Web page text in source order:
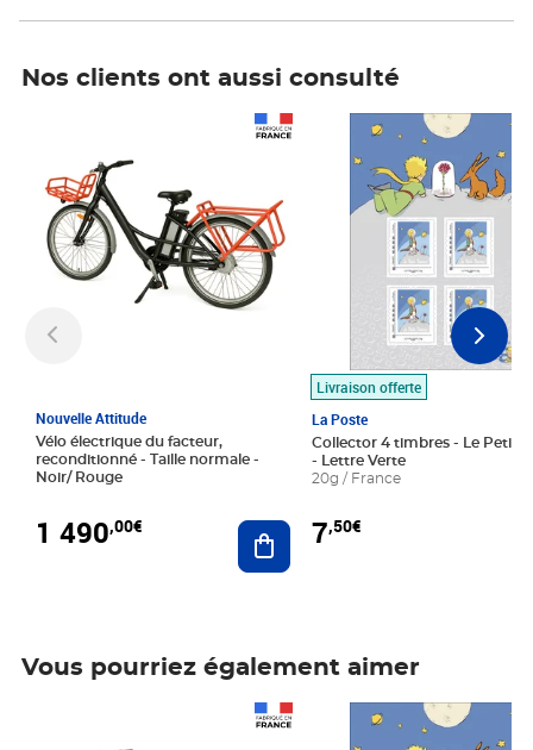
Nos clients ont aussi consulté
Nouvelle Attitude
Vélo électrique du facteur,
reconditionné - Taille normale -
Noir/ Rouge
1 490,00€ Ajouter au panier
Livraison offerte
La Poste
Collector 4 timbres - Le Petit
- Lettre Verte
20g / France
7,50€
Prix 7,50€
Vous pourriez également aimer
Prix 7,50€